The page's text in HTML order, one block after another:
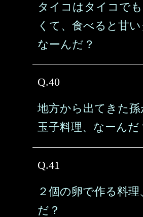
タイコはタイコで
くて、食べると甘い
なーんだ？
Q.40
地方から出てきた孫
玉子料理、なーんだ
Q.41
２個の卵で作る料理
だ？